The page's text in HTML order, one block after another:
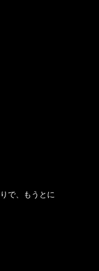
で、もうとに